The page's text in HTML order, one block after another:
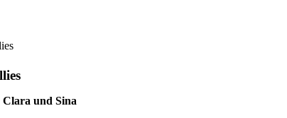
Clara und Sina